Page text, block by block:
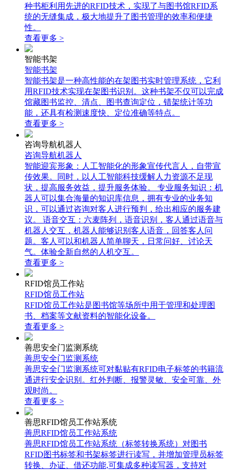
种书柜利用先进的RFID技术，实现了与图书馆RFID系
统的无缝集成，极大地提升了图书管理的效率和便捷
性。
查看更多 >
智能书架
智能书架
智能书架是一种高性能的在架图书实时管理系统，它利
用RFID技术实现在架图书识别。这种书架不仅可以完成
馆藏图书监控、清点、图书查询定位，错架统计等功
能，还具有检测速度快、定位准确等特点。
查看更多 >
咨询导航机器人
咨询导航机器人
智能迎宾形象：人工智能化的形象宣传代言人，自带宣
传效果。同时，以人工智能科技缓解人力资源不足现
状，提高服务效益，提升服务体验。 专业服务知识：机
器人可以集合海量的知识库信息，拥有专业的业务知
识，可以通过咨询对客人进行预判，给出相应的服务建
议。 语音交互：六麦阵列，语音识别，客人通过语音与
机器人交互，机器人能够识别客人语音，回答客人问
题。客人可以和机器人简单聊天，日常问好、讨论天
气。体验全新自然的人机交互。
查看更多 >
RFID馆员工作站
RFID馆员工作站
RFID馆员工作站是图书馆等场所中用于管理和处理图
书、档案等文献资料的智能化设备。
查看更多 >
善思安全门监测系统
善思安全门监测系统
善思安全门监测系统可对黏贴有RFID电子标签的书籍流
通进行安全识别。红外判断、报警灵敏、安全可靠、外
观时尚。
查看更多 >
善思RFID馆员工作站系统
善思RFID馆员工作站系统
善思RFID馆员工作站系统（标签转换系统）对图书
RFID图书标签和书架标签进行读写，并增加管理员标签
转换、办证、借还功能,可集成多种读写器，支持对